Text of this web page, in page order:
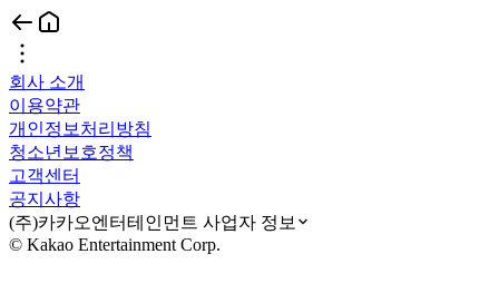
회사 소개
이용약관
개인정보처리방침
청소년보호정책
고객센터
공지사항
(주)카카오엔터테인먼트 사업자 정보
© Kakao Entertainment Corp.